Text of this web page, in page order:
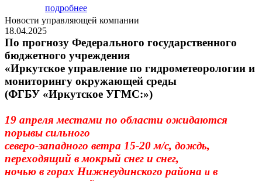
подробнее
Новости управляющей компании
18.04.2025
По прогнозу Федерального государственного
бюджетного учреждения
«Иркутское управление по гидрометеорологии и
мониторингу окружающей среды
(ФГБУ «Иркутское УГМС:»)
19 апреля местами по области ожидаются
порывы сильного
северо-западного ветра 15-20 м/с, дождь,
переходящий в мокрый снег и снег,
ночью в горах Нижнеудинского района и в